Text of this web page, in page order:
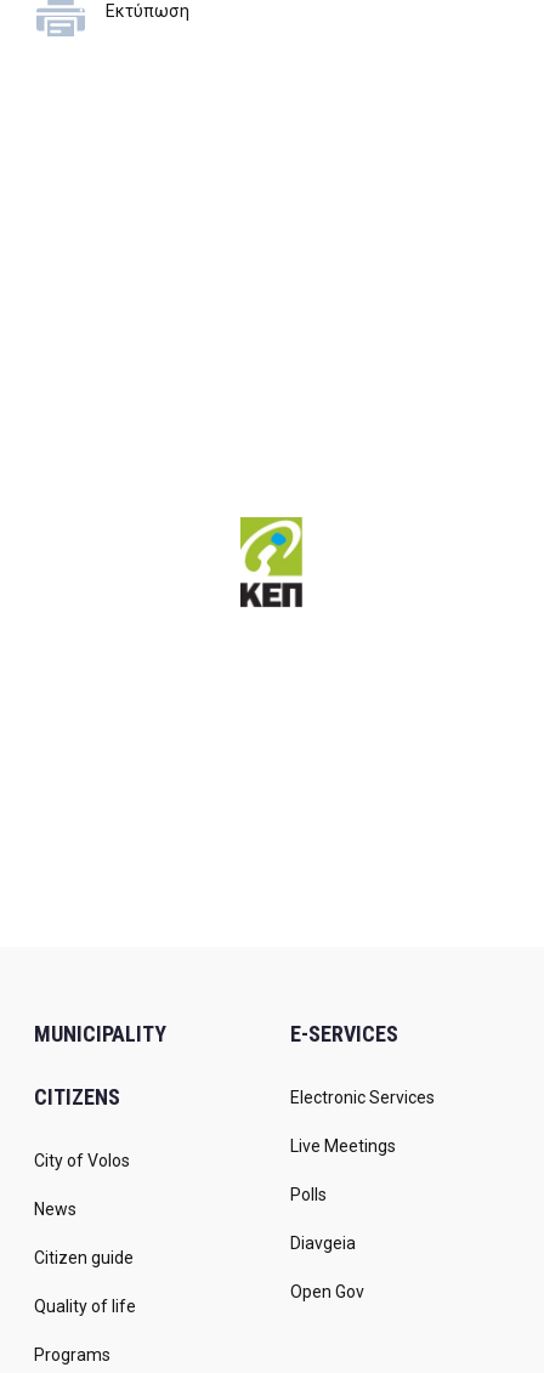
Εκτύπωση
MUNICIPALITY
CITIZENS
City of Volos
News
Citizen guide
Quality of life
Programs
E-SERVICES
Electronic Services
Live Meetings
Polls
Diavgeia
Open Gov